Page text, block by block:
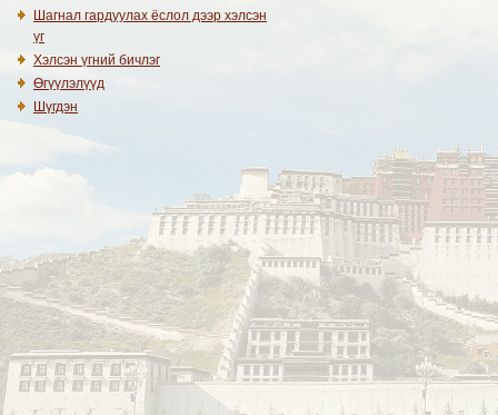
Шагнал гардуулах ёслол дээр хэлсэн
үг
Хэлсэн үгний бичлэг
Өгүүлэлүүд
Шүгдэн